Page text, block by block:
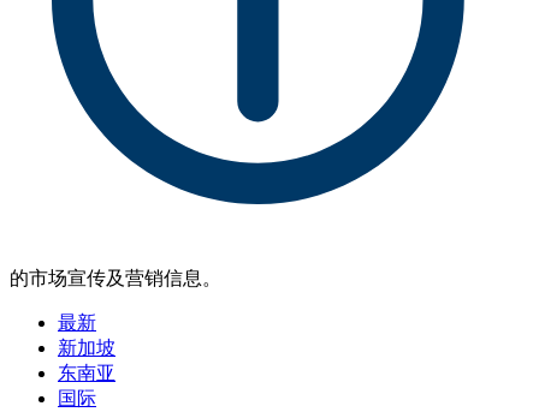
的市场宣传及营销信息。
最新
新加坡
东南亚
国际